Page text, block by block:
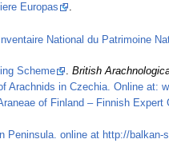
Europas
.
Inventaire National du Patrimoine
Scheme . British
Arachnids in Czechia. Online at:
of Finland – Finnish Expert
Peninsula. online at http://balkan-